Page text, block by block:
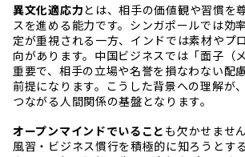
異文化適応力とは、相手の価値観や習慣を
スを進める能力です。シンガポールでは効
定が重視される一方、インドでは素材やプ
向があります。中国ビジネスでは「面子（
重要で、相手の立場や名誉を損なわない配
前提になります。こうした背景への理解が
つながる人間関係の基盤となります。
オープンマインドでいること も欠かせませ
風習・ビジネス慣行を積極的に知ろうとす